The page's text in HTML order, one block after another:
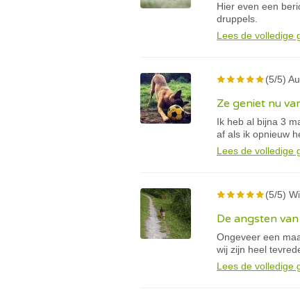
Hier even een
druppels.
Lees de volledige
(5/5)
Ze geniet nu
Ik heb al bijna 3
af als ik opnieuw
Lees de volledige
(5/5)
De angsten
Ongeveer een
wij zijn heel
Lees de volledige